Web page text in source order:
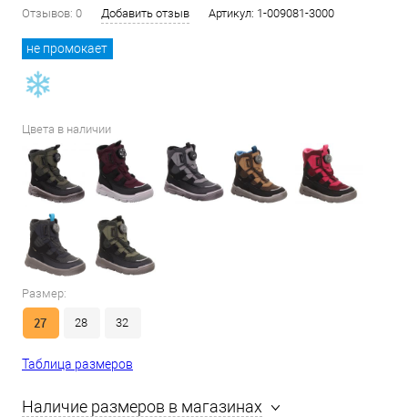
Отзывов: 0 Добавить отзыв Артикул: 1-009081-3000
не промокает
Цвета в наличии
Размер:
27 28 32
Таблица размеров
Наличие размеров в магазинах